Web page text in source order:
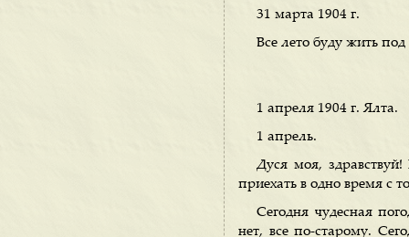
31 марта 1904 г.
Все лето буду жить
1 апреля 1904 г. Ялта.
1 апрель.
Дуся моя,
приехать в одно время с
Сегодня чудесная
нет, все по-старому.